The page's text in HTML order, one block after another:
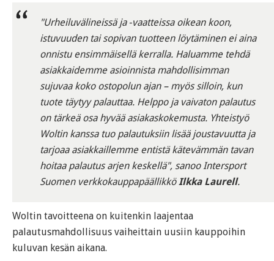
"Urheiluvälineissä ja ‑vaatteissa oikean koon,
istuvuuden tai sopivan tuotteen löytäminen ei aina
onnistu ensimmäisellä kerralla. Haluamme tehdä
asiakkaidemme asioinnista mahdollisimman
sujuvaa koko ostopolun ajan – myös silloin, kun
tuote täytyy palauttaa. Helppo ja vaivaton palautus
on tärkeä osa hyvää asiakaskokemusta. Yhteistyö
Woltin kanssa tuo palautuksiin lisää joustavuutta ja
tarjoaa asiakkaillemme entistä kätevämmän tavan
hoitaa palautus arjen keskellä", sanoo Intersport
Suomen verkkokauppapäällikköIlkka Laurell.
Woltin tavoitteena on kuitenkin laajentaa
palautusmahdollisuus vaiheittain uusiin kauppoihin
kuluvan kesän aikana.